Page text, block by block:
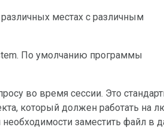
который должен работать на
заместить файл в